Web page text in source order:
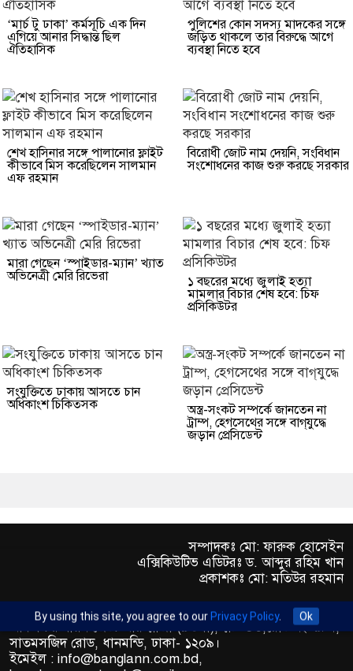
‘মার্চ টু ঢাকা’ কর্মসূচি এক দিন
এগিয়ে আনার সিদ্ধান্ত ছিল
ঐতিহাসিক
পুলিশের কোন সদস্য মাদকের সঙ্গে
জড়িত থাকলে তার বিরুদ্ধে আগে
ব্যবস্থা নিতে হবে
শেখ হাসিনার সঙ্গে পালানোর ফ্লাইট
কীভাবে মিস করেছিলেন সালমান
এফ রহমান
বিরোধী জোট নাম দেয়নি, সংবিধান
সংশোধনের কাজ শুরু করছে সরকার
মারা গেছেন ‘স্পাইডার-ম্যান’ খ্যাত
অভিনেত্রী মেরি রিভেরা
১ বছরের মধ্যে জুলাই হত্যা
মামলার বিচার শেষ হবে: চিফ
প্রসিকিউটর
সংযুক্তিতে ঢাকায় আসতে চান
অধিকাংশ চিকিত্সক
অস্ত্র-সংকট সম্পর্কে জানতেন না
ট্রাম্প, হেগসেথের সঙ্গে বাগ্‌যুদ্ধে
জড়ান প্রেসিডেন্ট
সম্পাদকঃ মো: ফারুক হোসেইন
এক্সিকিউটিভ এডিটরঃ ড. আব্দুর রহিম খান
প্রকাশকঃ মো: মতিউর রহমান
অফিস : রুপায়ন জেড. আর প্লাজা (৯তলা), প্লট- ৪৬,রোড নং- ৯/এ,
সাতমসজিদ রোড, ধানমন্ডি, ঢাকা- ১২০৯।
ইমেইল : info@banglann.com.bd,
By using this site, you agree to our Privacy Policy. Ok